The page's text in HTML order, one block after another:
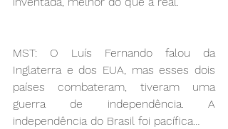
MST: O Luís Fernando falou da
Inglaterra e dos EUA, mas esses dois
países combateram, tiveram uma
guerra de independência. A
independência do Brasil foi pacífica…